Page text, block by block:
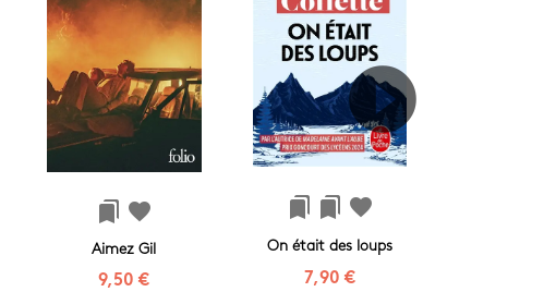
bookmarks favorite
Aimez Gil
9,50 €
bookmarks bookmarks favorite
On était des loups
7,90 €